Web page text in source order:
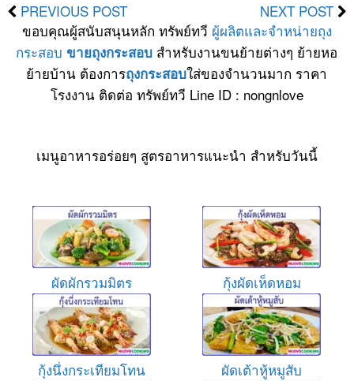
PREVIOUS POST
NEXT POST
ขอบคุณผู้สนับสนุนหลัก ทรัพย์ทวี ผู้ผลิตและจำหน่ายถุง
กระสอบ ขายถุงกระสอบ สำหรับงานขนย้ายต่างๆ ย้ายหอ
ย้ายบ้าน ต้องการถุงกระสอบใส่ของจำนวนมาก ราคา
โรงงาน ติดต่อ ทรัพย์ทวี Line ID : nongnlove
เมนูอาหารอร่อยๆ สูตรอาหารแนะนำ สำหรับวันนี้
ผัดผักรวมมิตร กุ้งผัดเห็ดหอม
กุ้งนึ่งกระเทียมโทน ผัดเต้าหู้หมูสับ